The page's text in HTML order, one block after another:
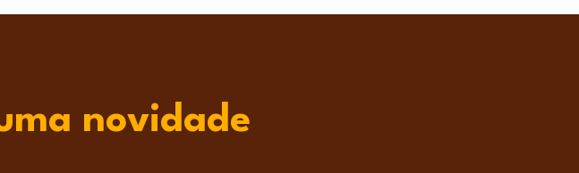
novidade